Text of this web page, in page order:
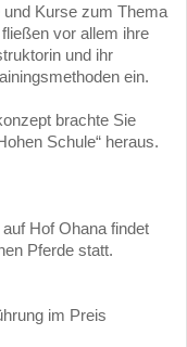
und Kurse zum Thema
vor allem ihre
und ihr
ein.
brachte Sie
Schule“ heraus.
Hof Ohana findet
Pferde statt.
im Preis